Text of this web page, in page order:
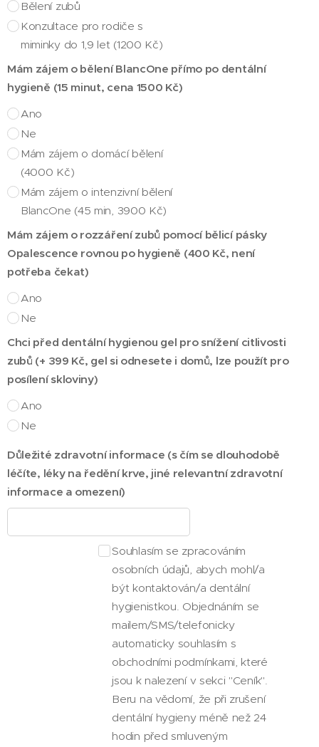
Bělení zubů
Konzultace pro rodiče s
miminky do 1,9 let (1200 Kč)
Mám zájem o bělení BlancOne přímo po dentální
hygieně (15 minut, cena 1500 Kč)
Ano
Ne
Mám zájem o domácí bělení
(4000 Kč)
Mám zájem o intenzivní bělení
BlancOne (45 min, 3900 Kč)
Mám zájem o rozzáření zubů pomocí bělicí pásky
Opalescence rovnou po hygieně (400 Kč, není
potřeba čekat)
Ano
Ne
Chci před dentální hygienou gel pro snížení citlivosti
zubů (+ 399 Kč, gel si odnesete i domů, lze použít pro
posílení skloviny)
Ano
Ne
Důležité zdravotní informace (s čím se dlouhodobě
léčíte, léky na ředění krve, jiné relevantní zdravotní
informace a omezení)
Souhlasím se zpracováním
osobních údajů, abych mohl/a
být kontaktován/a dentální
hygienistkou. Objednáním se
mailem/SMS/telefonicky
automaticky souhlasím s
obchodními podmínkami, které
jsou k nalezení v sekci "Ceník".
Beru na vědomí, že při zrušení
dentální hygieny méně než 24
hodin před smluveným